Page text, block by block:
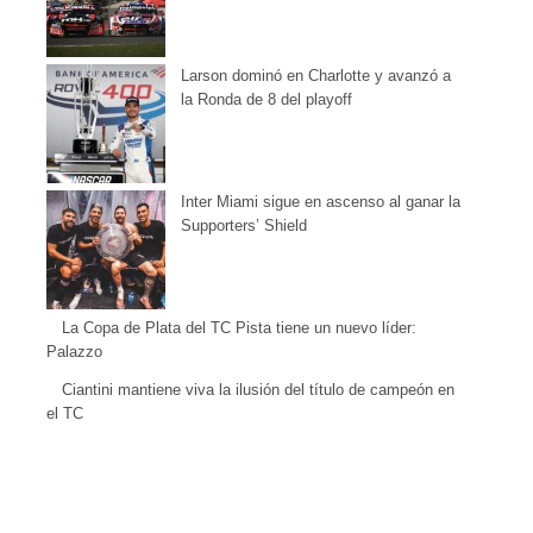
Larson dominó en Charlotte y avanzó a
la Ronda de 8 del playoff
Inter Miami sigue en ascenso al ganar la
Supporters’ Shield
La Copa de Plata del TC Pista tiene un nuevo líder:
Palazzo
Ciantini mantiene viva la ilusión del título de campeón en
el TC